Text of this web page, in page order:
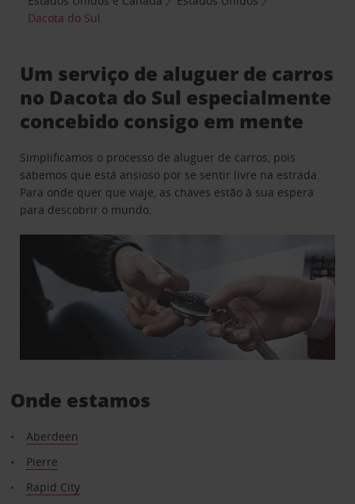
Dacota do Sul
Um serviço de aluguer de carros
no Dacota do Sul especialmente
concebido consigo em mente
Simplificamos o processo de aluguer de carros, pois
sabemos que está ansioso por se sentir livre na estrada.
Para onde quer que viaje, as chaves estão à sua espera
para descobrir o mundo.
Onde estamos
Aberdeen
Pierre
Rapid City